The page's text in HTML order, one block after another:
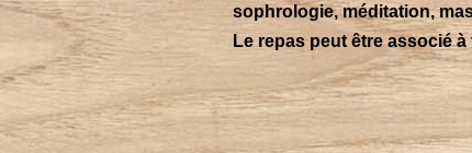
sophrologie, méditation,
Le repas peut être associé